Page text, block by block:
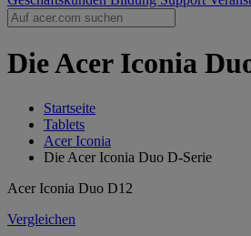
Die Acer Iconia
Startseite
Tablets
Acer Iconia
Die Acer Iconia Duo D-Serie
Acer Iconia Duo D12
Vergleichen